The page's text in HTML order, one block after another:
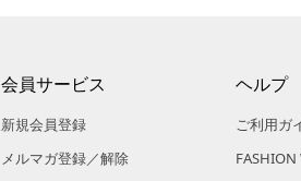
会員サービス
新規会員登録
メルマガ登録／解除
ヘルプ
ご利用ガ
FASHION